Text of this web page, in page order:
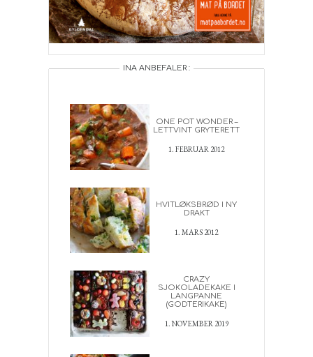
INA ANBEFALER :
ONE POT WONDER –
LETTVINT GRYTERETT
1. FEBRUAR 2012
HVITLØKSBRØD I NY
DRAKT
1. MARS 2012
CRAZY
SJOKOLADEKAKE I
LANGPANNE
(GODTERIKAKE)
1. NOVEMBER 2019